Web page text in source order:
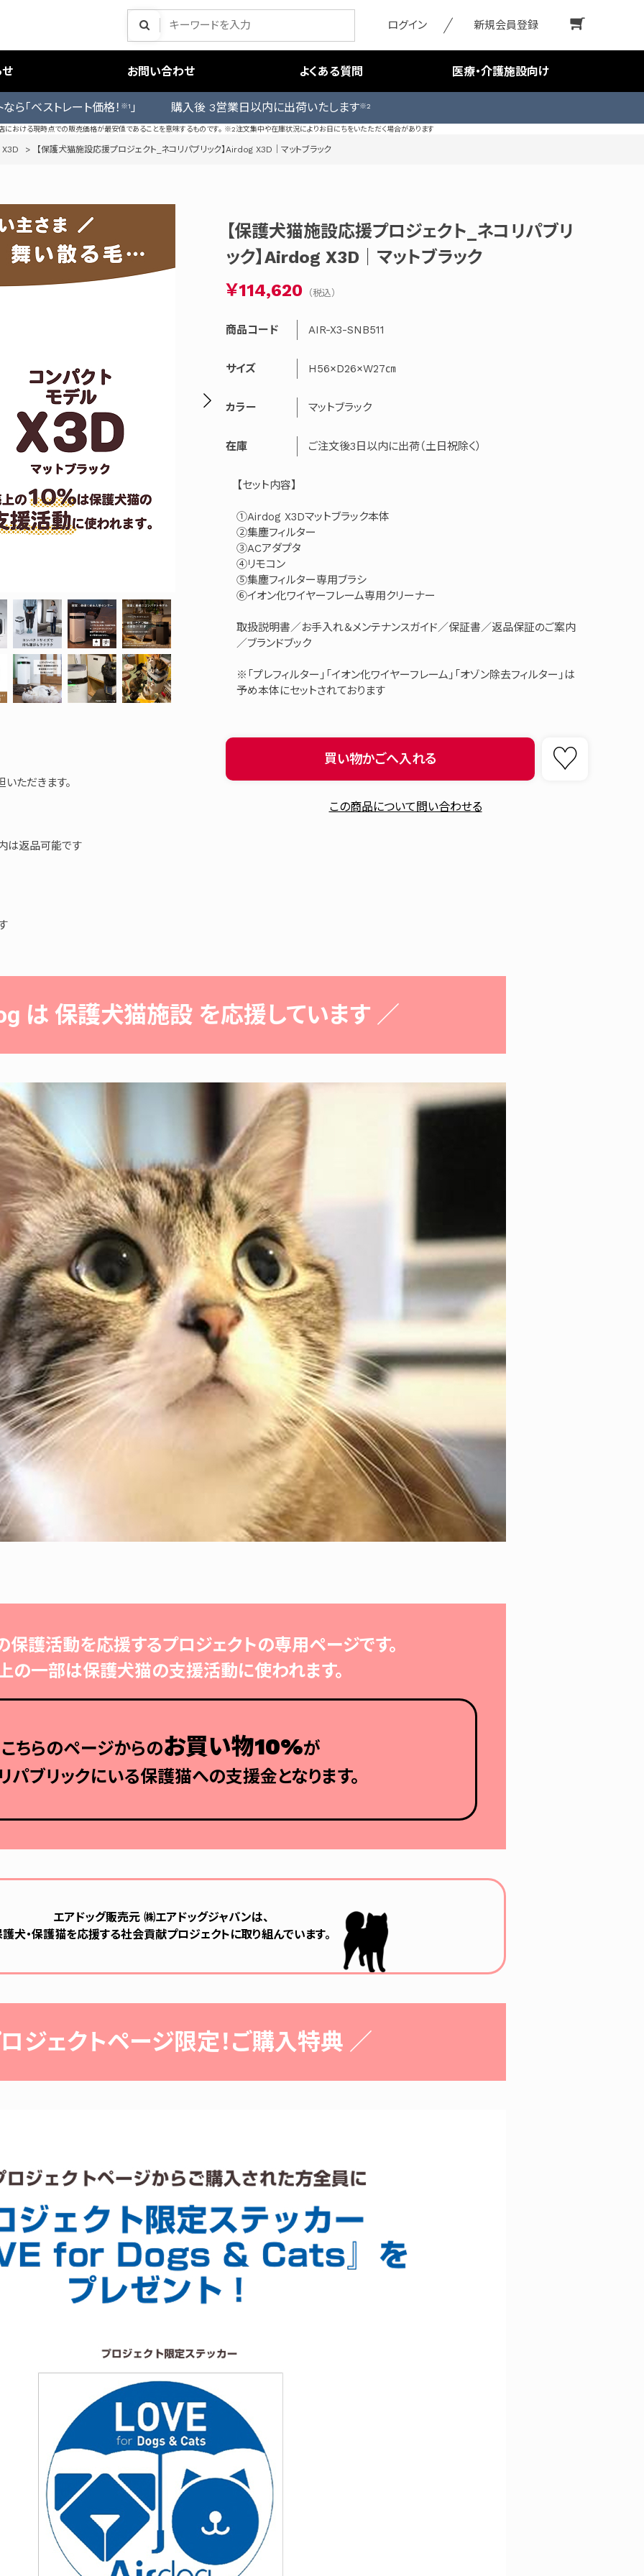
ログイン 新規会員登録
お問い合わせ よくある質問 医療・介護施設向け
ら「ベストレート価格！ ※1 」 購入後 3営業日以内に出荷いたします※2
における現時点での販売価格が最安値であることを意味するものです。 ※2注文集中や在庫状況によりお日にちをいたただく場合があります
> 【保護犬猫施設応援プロジェクト_ネコリパブリック】Airdog X3D｜マットブラック
ただきます。
は返品可能です
【保護犬猫施設応援プロジェクト_ネコリパブリ
ック】Airdog X3D｜マットブラック
￥114,620
商品コード AIR-X3-SNB511
サイズ H56×D26×W27㎝
カラー マットブラック
在庫 ご注文後3日以内に出荷（土日祝除く）
【セット内容】
①Airdog X3Dマットブラック本体
②集塵フィルター
③ACアダプタ
④リモコン
⑤集塵フィルター専用ブラシ
⑥イオン化ワイヤーフレーム専用クリーナー
取扱説明書／お手入れ＆メンテナンスガイド／保証書／返品保証のご案内
／ブランドブック
※「プレフィルター」「イオン化ワイヤーフレーム」「オゾン除去フィルター」は
予め本体にセットされております
買い物かごへ入れる
この商品について問い合わせる
は 保護犬猫施設 を応援しています ／
保護活動を応援するプロジェクトの専用ページです。
の一部は保護犬猫の支援活動に使われます。
こちらのページからのお買い物10%が
パブリックにいる保護猫への支援金となります。
エアドッグ販売元 ㈱エアドッグジャパンは、
犬・保護猫を応援する社会貢献プロジェクトに取り組んでいます。
ジェクトページ限定！ご購入特典 ／